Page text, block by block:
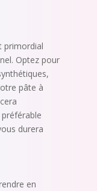
primordial
Optez pour
pâte à
durera
en